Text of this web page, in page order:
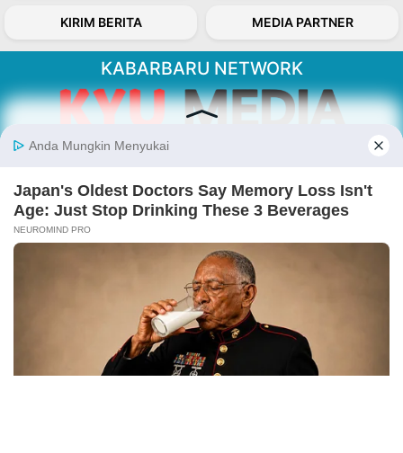
KIRIM BERITA MEDIA PARTNER
KABARBARU NETWORK
Kabarbaru.co menyajikan berita aktual dan
inspiratif dari sudut pandang berbaik sangka
Follow Kabarbaru